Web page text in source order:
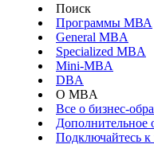
Поиск
Программы МВА
General MBA
Specialized MBA
Mini-MBA
DBA
О MBA
Все о бизнес-
Дополнительное
Подключайтесь к